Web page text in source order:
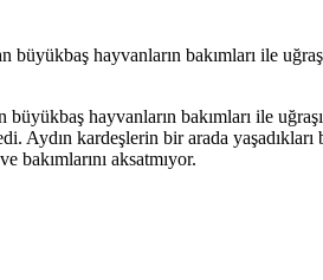
hayvanların bakımları ile
hayvanların bakımları ile
kardeşlerin bir arada yaşadıkları
bakımlarını aksatmıyor.